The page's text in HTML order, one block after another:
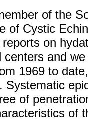
of the
of Cystic
on
centers and
1969 to
Systematic
of
of